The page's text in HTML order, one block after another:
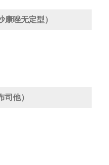
唑无定型）
他）